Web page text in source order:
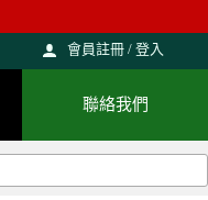
會員註冊 / 登入
聯絡我們